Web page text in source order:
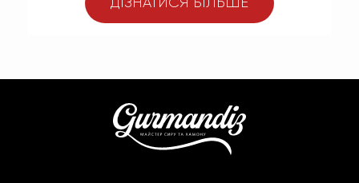
ДІЗНАТИСЯ БІЛЬШЕ